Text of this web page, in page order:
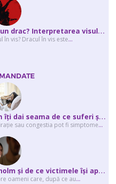
C
e înseamnă când visezi un drac? Interpretarea visului în care apar unul sau...
în vis? Dracul în vis este...
A
lergie sau răceală – cum îţi dai seama de ce suferi și de ce conteaz...
sau congestia pot fi simptome...
C
e este sindromul Stockholm și de ce victimele își apără agresorii.
oameni care, după ce au...